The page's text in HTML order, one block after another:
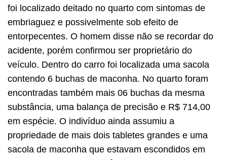
foi localizado deitado no quarto com sintomas de
embriaguez e possivelmente sob efeito de
entorpecentes. O homem disse não se recordar do
acidente, porém confirmou ser proprietário do
veículo. Dentro do carro foi localizada uma sacola
contendo 6 buchas de maconha. No quarto foram
encontradas também mais 06 buchas da mesma
substância, uma balança de precisão e R$ 714,00
em espécie. O indivíduo ainda assumiu a
propriedade de mais dois tabletes grandes e uma
sacola de maconha que estavam escondidos em